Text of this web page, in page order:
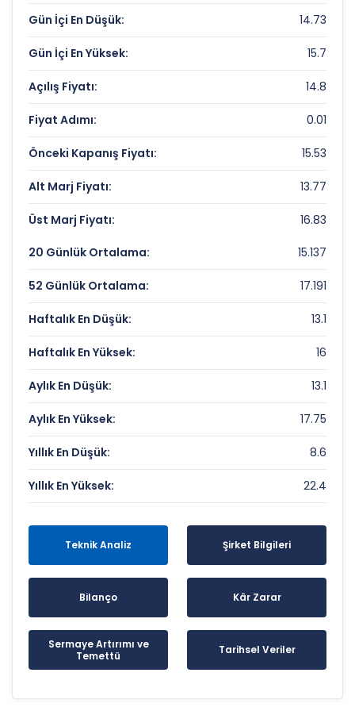
Fiyat/Kazanç (F/K):
Veri Yok
Piyasa Değeri/Defter Değeri (PD/DD):
6.77
GARANTI YAT. ORT. Rekorlar ve Önemli
Seviyeler
Bugün Gördüğü En Yüksek Fiyat:
Son 1 Yılın Zirvesi:
22.4 TL
Son 1 Yılın Dibi:
8.6 TL
Gün İçi En Düşük: 14.73
Gün İçi En Yüksek: 15.7
Açılış Fiyatı: 14.8
Fiyat Adımı: 0.01
Önceki Kapanış Fiyatı: 15.53
Alt Marj Fiyatı: 13.77
Üst Marj Fiyatı: 16.83
20 Günlük Ortalama: 15.137
52 Günlük Ortalama: 17.191
Haftalık En Düşük: 13.1
Haftalık En Yüksek: 16
Aylık En Düşük: 13.1
Aylık En Yüksek: 17.75
Yıllık En Düşük: 8.6
Yıllık En Yüksek: 22.4
Teknik Analiz Şirket Bilgileri
Bilanço Kâr Zarar
Sermaye Artırımı ve
Temettü
Tarihsel Veriler